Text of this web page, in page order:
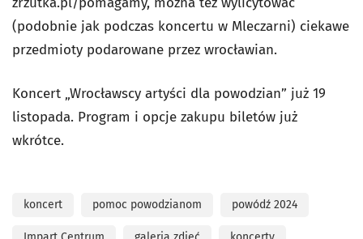
(podobnie jak podczas koncertu w Mleczarni) ciekawe
przedmioty podarowane przez wrocławian.
Koncert „Wrocławscy artyści dla powodzian” już 19
listopada. Program i opcje zakupu biletów już
wkrótce.
koncert pomoc powodzianom powódź 2024